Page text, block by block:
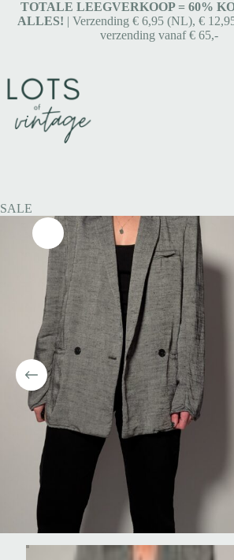
TOTALE LEEGVERKOOP = 60%
ALLES! | Verzending € 6,95 (NL), €
verzending vanaf € 65,-
SALE